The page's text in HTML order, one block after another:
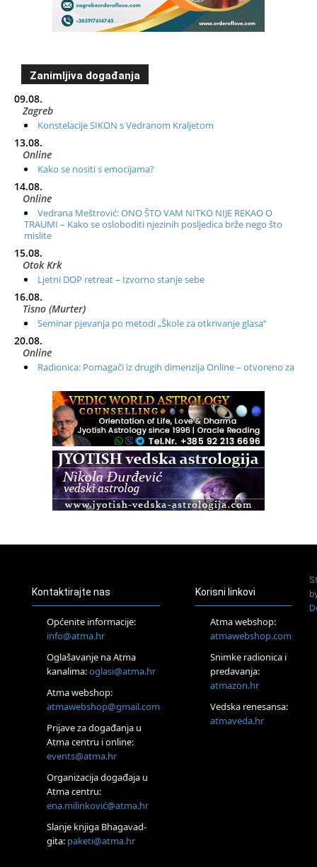
Zanimljiva događanja
09.08.
Zagreb
Konstelacije SIKON s Vedranom Kraljetom
13.08.
Online
Kako se nositi s emocijama?
14.08.
Online
Vedrana Meštrović: ONO ŠTO VAM NITKO NIJE REKAO O
TRAUMI – Kako se osloboditi njezinih posljedica brže nego što
mislite
15.08.
Otok Krk
Ljetni DOP retreat – Izvorno stanje sebe
16.08.
Tisno (Murter)
Seminar pjevanja po metodi „Škole za otkrivanje glasa“
20.08.
Online
Radionica: Pomagači iz drugih dimenzija Online – otvoreno za
Zagreb+Online
Osnovni ThetaHealing® tečaj, Zagreb i Online
Zagreb
Osnovna radionica za izscjeljivanje pranom (Basic Pranic
Healing course)
Access BARS®, otpusti stres
Pjesma srca / Zagreb
Tečaj Višeg Vodstva, razvijanja intuicije i Akaša zapisa
Online
Upisi u program Profesionalni hipnoterapeut — nova
Online
Postanite Nositelj Vibracije Nove Zemlje
Visoko
Alemka Dauskardt – Jednodnevna radionica sistemskih
konstelacija
Zagreb
HOD PO ŽERAVICI – Seminar koji mijenja tijelo, duh i um
SoulFest – Festival glazbe, mudrosti i zajedništva
Kontaktirajte nas
Općenite informacije:
info@atma.hr
Oglašavanje na Atma
kanalima:oglasi@atma.hr
Atma webshop:
atmawebshop@gmail.com
Prijave za događanja u
Atma centru i online:
events@atma.hr
Organizacija događaja u
Atma centru:
ena.milinković@atma.hr
Slanje knjiga Bhagavad-
gita: paketi@atma.hr
Korisni linkovi
Atma webshop:
atmawebshop.com
Snimke radionica i
predavanja:
atmazon.hr
Vedska renesansa:
atmaveda.hr